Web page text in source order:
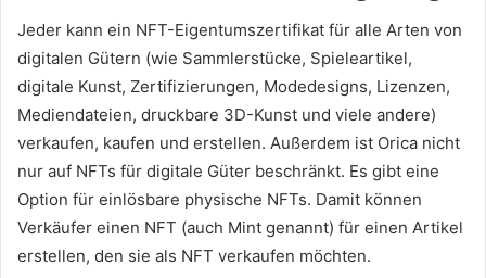
Jeder kann ein NFT-Eigentumszertifikat für alle Arten von
digitalen Gütern (wie Sammlerstücke, Spieleartikel,
digitale Kunst, Zertifizierungen, Modedesigns, Lizenzen,
Mediendateien, druckbare 3D-Kunst und viele andere)
verkaufen, kaufen und erstellen. Außerdem ist Orica nicht
nur auf NFTs für digitale Güter beschränkt. Es gibt eine
Option für einlösbare physische NFTs. Damit können
Verkäufer einen NFT (auch Mint genannt) für einen Artikel
erstellen, den sie als NFT verkaufen möchten.